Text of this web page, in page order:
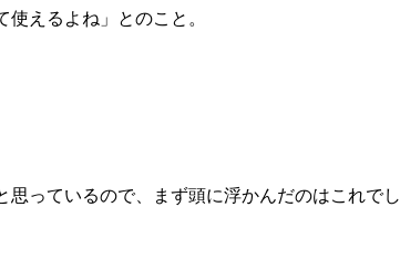
えるよね」とのこと。
っているので、まず頭に浮かんだのはこれでし